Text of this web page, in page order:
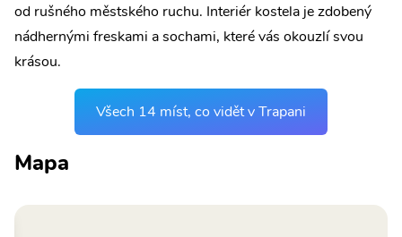
od rušného městského ruchu. Interiér kostela je zdobený
nádhernými freskami a sochami, které vás okouzlí svou
krásou.
Všech 14 míst, co vidět v Trapani
Mapa